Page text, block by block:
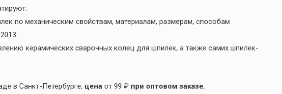
по механическим свойствам, материалам, размерам, способам
керамических сварочных колец для шпилек, а также самих шпилек-
в Санкт-Петербурге, цена от 99 ₽ при оптовом заказе,